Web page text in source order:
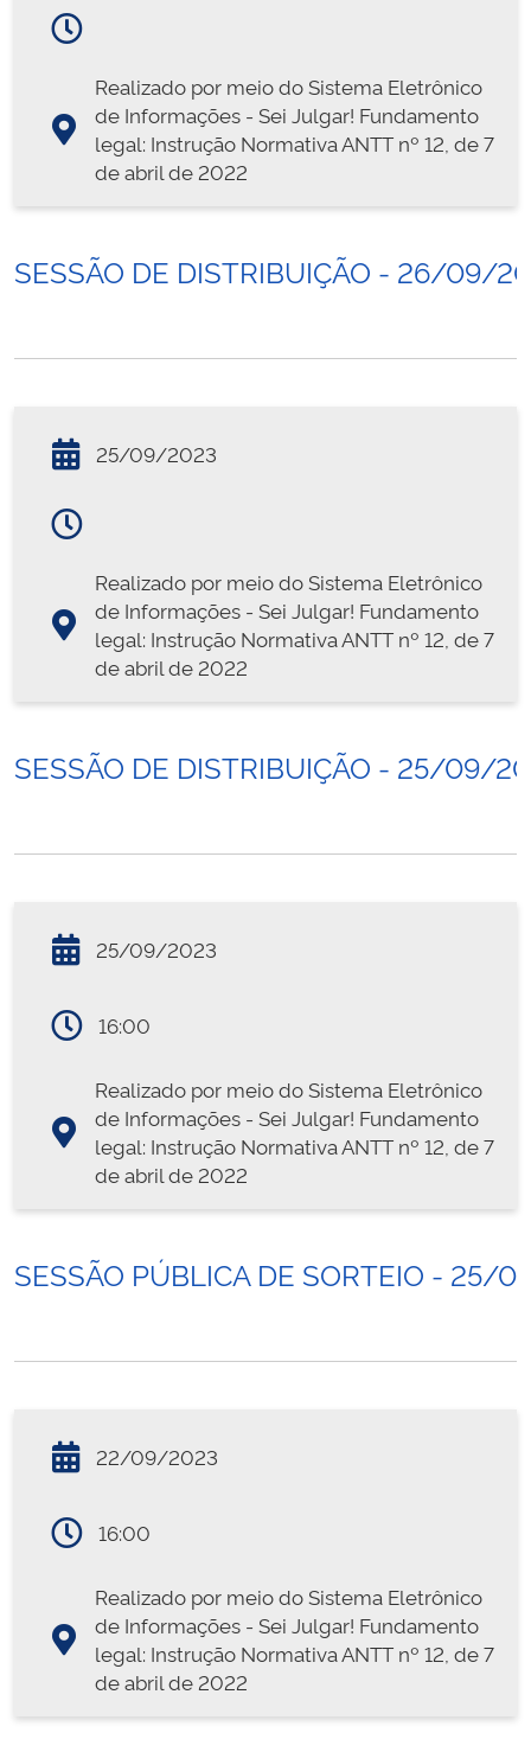
Realizado por meio do Sistema Eletrônico
de Informações - Sei Julgar! Fundamento
legal: Instrução Normativa ANTT nº 12, de 7
de abril de 2022
SESSÃO DE DISTRIBUIÇÃO - 26/09/
25/09/2023
Realizado por meio do Sistema Eletrônico
de Informações - Sei Julgar! Fundamento
legal: Instrução Normativa ANTT nº 12, de 7
de abril de 2022
SESSÃO DE DISTRIBUIÇÃO - 25/09/
25/09/2023
16:00
Realizado por meio do Sistema Eletrônico
de Informações - Sei Julgar! Fundamento
legal: Instrução Normativa ANTT nº 12, de 7
de abril de 2022
SESSÃO PÚBLICA DE SORTEIO - 25/
22/09/2023
16:00
Realizado por meio do Sistema Eletrônico
de Informações - Sei Julgar! Fundamento
legal: Instrução Normativa ANTT nº 12, de 7
de abril de 2022